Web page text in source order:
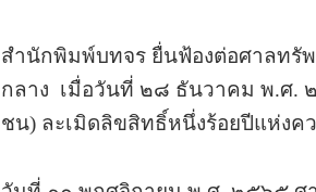
สำนักพิมพ์บทจร ยื่นฟ้องต่อศาลทรั
กลาง เมื่อวันที่ ๒๘ ธันวาคม พ.ศ.
ชน) ละเมิดลิขสิทธิ์หนึ่งร้อยปีแห่งค